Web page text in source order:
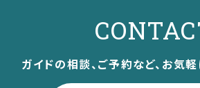
ガイドの相談、ご予約など、お気